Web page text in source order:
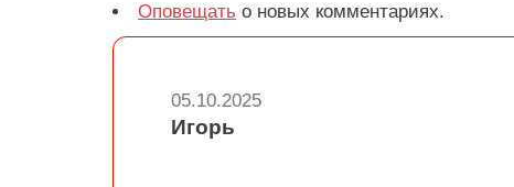
Оповещать о новых комментариях.
05.10.2025
Игорь